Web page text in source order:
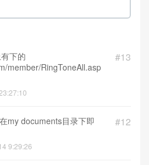
#13
下的
member/RingToneAll.asp
#12
my documents目录下即
9:29:26